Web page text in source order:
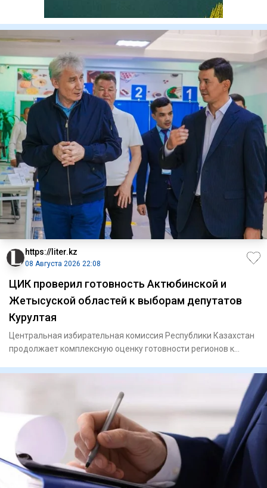
https://liter.kz
08 Августа 2026 22:08
ЦИК проверил готовность Актюбинской и
Жетысуской областей к выборам депутатов
Курултая
Центральная избирательная комиссия Республики Казахстан
продолжает комплексную оценку готовности регионов к